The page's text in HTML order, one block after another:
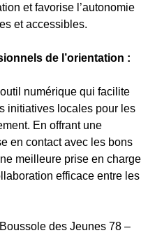
et favorise l’autonomie
et accessibles.
de l’orientation :
numérique qui facilite
initiatives locales pour les
En offrant une
en contact avec les bons
meilleure prise en charge
efficace entre les
des Jeunes 78 –